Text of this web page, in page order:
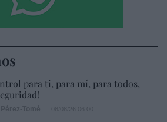
para ti, para mí, para todos,